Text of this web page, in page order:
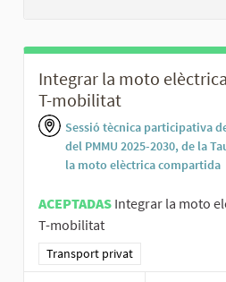
Integrar la moto
T-mobilitat
Sessió tècnica participativa
del PMMU 2025-2030, de la
la moto elèctrica compartida
ACEPTADAS Integrar la moto
T-mobilitat
Resultados al filtrar por la
Transport privat